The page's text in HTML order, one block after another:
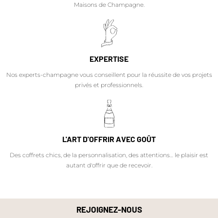
Maisons de Champagne.
EXPERTISE
Nos experts-champagne vous conseillent pour la réussite de vos projets
privés et professionnels.
L'ART D'OFFRIR AVEC GOÛT
Des coffrets chics, de la personnalisation, des attentions… le plaisir est
autant d'offrir que de recevoir.
REJOIGNEZ-NOUS